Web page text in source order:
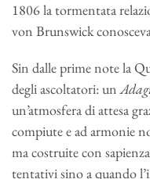
1806 la tormentata
von Brunswick
Sin dalle prime note la
degli ascoltatori: un
un’atmosfera di attesa
compiute e ad armonie
ma costruite con
tentativi sino a quando